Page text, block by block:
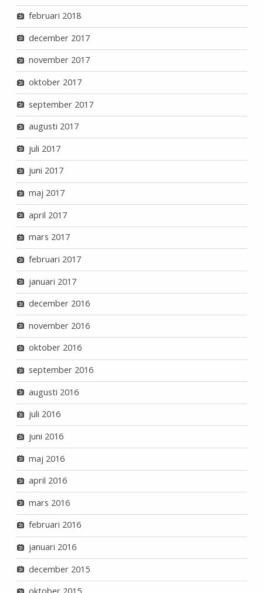
februari 2018
december 2017
november 2017
oktober 2017
september 2017
augusti 2017
juli 2017
juni 2017
maj 2017
april 2017
mars 2017
februari 2017
januari 2017
december 2016
november 2016
oktober 2016
september 2016
augusti 2016
juli 2016
juni 2016
maj 2016
april 2016
mars 2016
februari 2016
januari 2016
december 2015